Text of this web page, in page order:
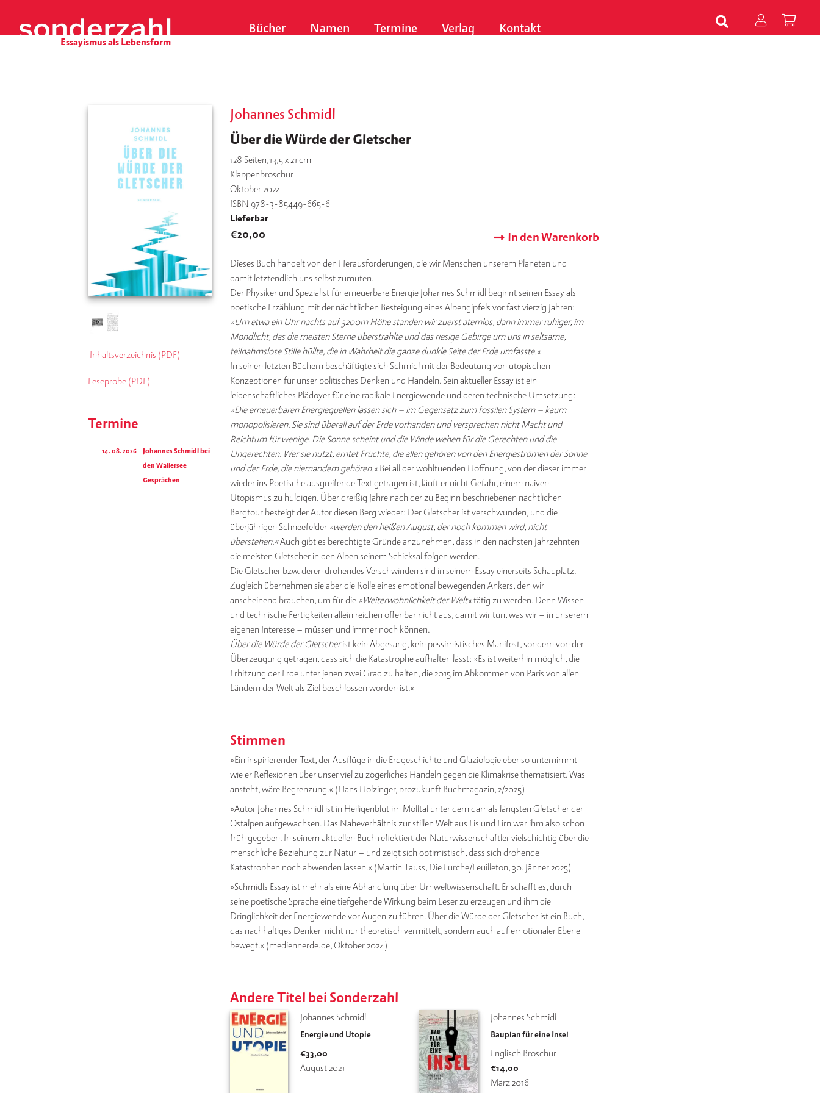
i
Bücher Namen Termine Verlag Kontakt
Johannes Schmidl
Über die Würde der Gletscher
128 Seiten,13,5 x 21 cm
Klappenbroschur
Oktober 2024
ISBN 978-3-85449-665-6
Lieferbar
€20,00 In den Warenkorb
Dieses Buch handelt von den Herausforderungen, die wir Menschen unserem Planeten und
damit letztendlich uns selbst zumuten.
Der Physiker und Spezialist für erneuerbare Energie Johannes Schmidl beginnt seinen Essay als
poetische Erzählung mit der nächtlichen Besteigung eines Alpengipfels vor fast vierzig Jahren:
»Um etwa ein Uhr nachts auf 3200m Höhe standen wir zuerst atemlos, dann immer ruhiger, im
Mondlicht, das die meisten Sterne überstrahlte und das riesige Gebirge um uns in seltsame,
teilnahmslose Stille hüllte, die in Wahrheit die ganze dunkle Seite der Erde umfasste.«
In seinen letzten Büchern beschäftigte sich Schmidl mit der Bedeutung von utopischen
Konzeptionen für unser politisches Denken und Handeln. Sein aktueller Essay ist ein
leidenschaftliches Plädoyer für eine radikale Energiewende und deren technische Umsetzung:
»Die erneuerbaren Energiequellen lassen sich – im Gegensatz zum fossilen System – kaum
monopolisieren. Sie sind überall auf der Erde vorhanden und versprechen nicht Macht und
Reichtum für wenige. Die Sonne scheint und die Winde wehen für die Gerechten und die
Ungerechten. Wer sie nutzt, erntet Früchte, die allen gehören von den Energieströmen der Sonne
und der Erde, die niemandem gehören.«Bei all der wohltuenden Hoffnung, von der dieser immer
wieder ins Poetische ausgreifende Text getragen ist, läuft er nicht Gefahr, einem naiven
Utopismus zu huldigen. Über dreißig Jahre nach der zu Beginn beschriebenen nächtlichen
Bergtour besteigt der Autor diesen Berg wieder: Der Gletscher ist verschwunden, und die
überjäh­rigen Schneefelder »werden den heißen August, der noch kommen wird, nicht
überstehen.«Auch gibt es berechtigte Gründe anzunehmen, dass in den nächsten Jahrzehnten
die meisten Gletscher in den Alpen seinem Schicksal folgen werden.
Die Gletscher bzw. deren drohendes Verschwinden sind in seinem Essay einerseits Schauplatz.
Zugleich übernehmen sie aber die Rolle eines emotional bewegenden Ankers, den wir
anscheinend brauchen, um für die »Weiterwohnlichkeit der Welt«tätig zu werden. Denn Wissen
und technische Fertigkeiten allein reichen offenbar nicht aus, damit wir tun, was wir – in unserem
eigenen Interesse – müssen und immer noch können.
Über die Würde der Gletscherist kein Abgesang, kein pessimistisches Manifest, sondern von der
Überzeugung getragen, dass sich die Katastrophe aufhalten lässt: »Es ist weiterhin möglich, die
Erhitzung der Erde unter jenen zwei Grad zu halten, die 2015 im Abkommen von Paris von allen
Ländern der Welt als Ziel beschlossen worden ist.«
Stimmen
»Ein inspirierender Text, der Ausflüge in die Erdgeschichte und Glaziologie ebenso unternimmt
wie er Reflexionen über unser viel zu zögerliches Handeln gegen die Klimakrise thematisiert. Was
ansteht, wäre Begrenzung.« (Hans Holzinger, prozukunft Buchmagazin, 2/2025)
»Autor Johannes Schmidl ist in Heiligenblut im Mölltal unter dem damals längsten Gletscher der
Ostalpen aufgewachsen. Das Naheverhältnis zur stillen Welt aus Eis und Firn war ihm also schon
früh gegeben. In seinem aktuellen Buch reflektiert der Naturwissenschaftler vielschichtig über die
menschliche Beziehung zur Natur – und zeigt sich optimistisch, dass sich drohende
Katastrophen noch abwenden lassen.« (Martin Tauss, Die Furche/Feuilleton, 30. Jänner 2025)
»Schmidls Essay ist mehr als eine Abhandlung über Umweltwissenschaft. Er schafft es, durch
seine poetische Sprache eine tiefgehende Wirkung beim Leser zu erzeugen und ihm die
Dringlichkeit der Energiewende vor Augen zu führen. Über die Würde der Gletscher ist ein Buch,
das nachhaltiges Denken nicht nur theoretisch vermittelt, sondern auch auf emotionaler Ebene
bewegt.« (mediennerde.de, Oktober 2024)
Andere Titel bei Sonderzahl
Johannes Schmidl
Energie und Utopie
€33,00
August 2021
Johannes Schmidl
Bauplan für eine Insel
Englisch Broschur
€14,00
März 2016
Inhaltsverzeichnis (PDF)
Leseprobe (PDF)
Termine
14. 08. 2026
Johannes Schmidl bei
den Wallersee
Gesprächen